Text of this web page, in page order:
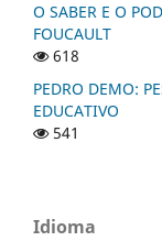
O SABER E O
FOUCAULT
618
PEDRO DEMO:
EDUCATIVO
541
Idioma